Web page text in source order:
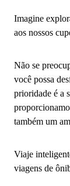
Imagine
aos nossos
Não se
você possa
prioridade é a
também um
Viaje
viagens de